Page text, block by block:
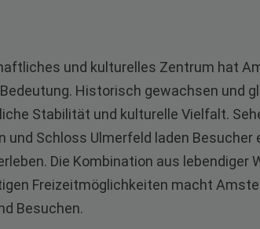
und kulturelles Zentrum hat
Historisch gewachsen und
Stabilität und kulturelle Vielfalt.
und Schloss Ulmerfeld laden
Die Kombination aus
Freizeitmöglichkeiten macht
Besuchen.